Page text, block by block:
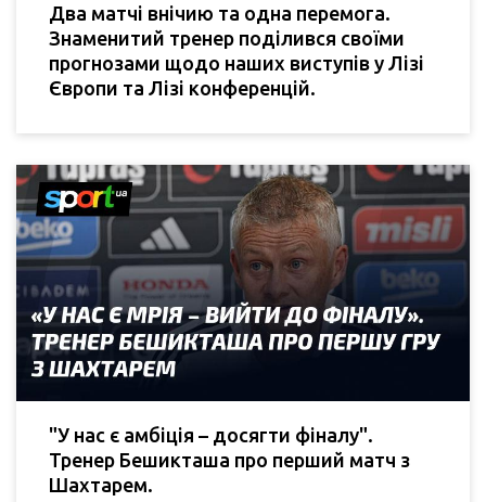
Два матчі внічию та одна перемога.
Знаменитий тренер поділився своїми
прогнозами щодо наших виступів у Лізі
Європи та Лізі конференцій.
"У нас є амбіція – досягти фіналу".
Тренер Бешикташа про перший матч з
Шахтарем.